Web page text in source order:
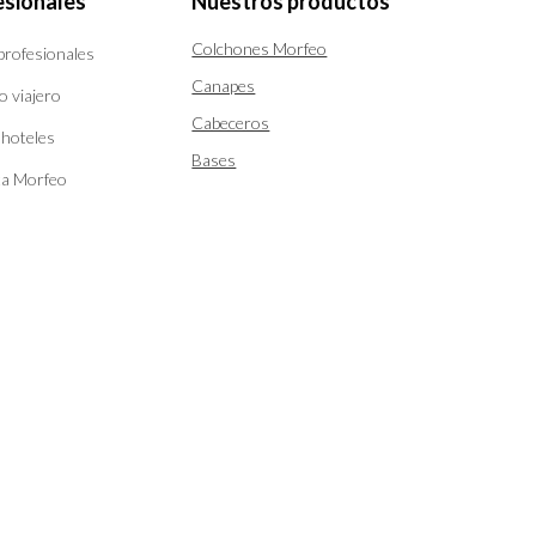
viajero
Morfeo
Colchones Morfeo
Canapes
Cabeceros
Bases